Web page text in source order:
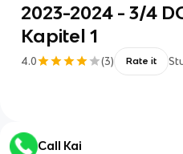
2023-2024 - 3/4
Kapitel 1
4.0 (3) Rate it
Call Kai